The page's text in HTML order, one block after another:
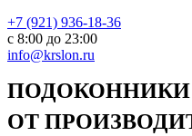
+7 (921) 936-18-36
с 8:00 до 23:00
info@krslon.ru
ПОДОКОННИКИ
ОТ